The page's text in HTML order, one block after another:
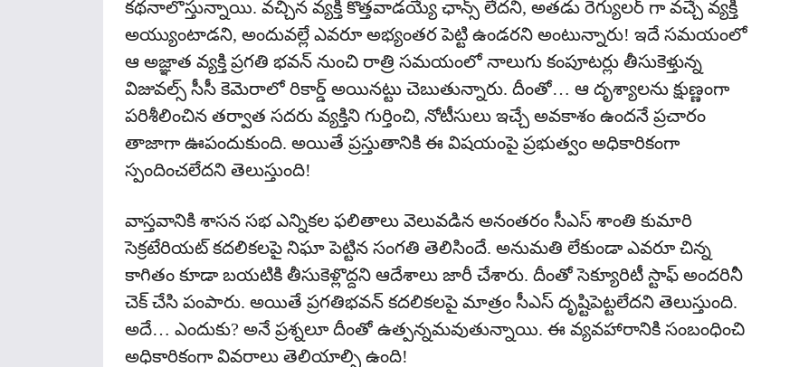
కథనాలొస్తున్నాయి. వచ్చిన వ్యక్తి కొత్తవాడయ్యే ఛాన్స్ లేదని, అతడు రెగ్యులర్‌ గా వచ్చే వ్యక్తి
అయ్యుంటాడని, అందువల్లే ఎవరూ అభ్యంతర పెట్టి ఉండరని అంటున్నారు! ఇదే సమయంలో
ఆ అజ్ఞాత వ్యక్తి ప్రగతి భవన్ నుంచి రాత్రి సమయంలో నాలుగు కంపూటర్లు తీసుకెళ్తున్న
విజువల్స్ సీసీ కెమెరాలో రికార్డ్ అయినట్టు చెబుతున్నారు. దీంతో… ఆ దృశ్యాలను క్షుణ్ణంగా
పరిశీలించిన తర్వాత సదరు వ్యక్తిని గుర్తించి, నోటీసులు ఇచ్చే అవకాశం ఉందనే ప్రచారం
తాజాగా ఊపందుకుంది. అయితే ప్రస్తుతానికి ఈ విషయంపై ప్రభుత్వం అధికారికంగా
స్పందించలేదని తెలుస్తుంది!
వాస్తవానికి శాసన సభ ఎన్నికల ఫలితాలు వెలువడిన అనంతరం సీఎస్ శాంతి కుమారి
సెక్రటేరియట్ కదలికలపై నిఘా పెట్టిన సంగతి తెలిసిందే. అనుమతి లేకుండా ఎవరూ చిన్న
కాగితం కూడా బయటికి తీసుకెళ్లొద్దని ఆదేశాలు జారీ చేశారు. దీంతో సెక్యూరిటీ స్టాఫ్ అందరినీ
చెక్ చేసి పంపారు. అయితే ప్రగతిభవన్ కదలికలపై మాత్రం సీఎస్ దృష్టిపెట్టలేదని తెలుస్తుంది.
అదే… ఎందుకు? అనే ప్రశ్నలూ దీంతో ఉత్పన్నమవుతున్నాయి. ఈ వ్యవహారానికి సంబంధించి
అధికారికంగా వివరాలు తెలియాల్సి ఉంది!